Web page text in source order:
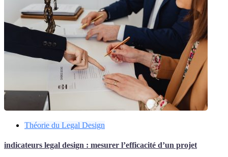
Théorie du Legal Design
indicateurs legal design : mesurer l’efficacité d’un projet